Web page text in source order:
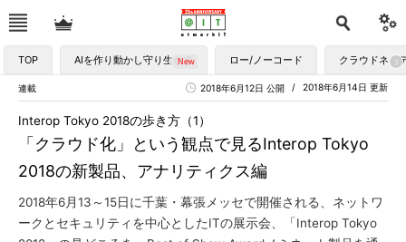
TOP AIを作り動かし守り生かす ロー/ノーコード クラウドネイ
連載 2018年6月14日 更新
2018年6月12日 公開
「クラウド化」という観点で見るInterop Tokyo
2018の新製品、アナリティクス編
Interop Tokyo 2018の歩き方（1）
2018年6月13～15日に千葉・幕張メッセで開催される、ネットワ
ークとセキュリティを中心としたITの展示会、「Interop Tokyo